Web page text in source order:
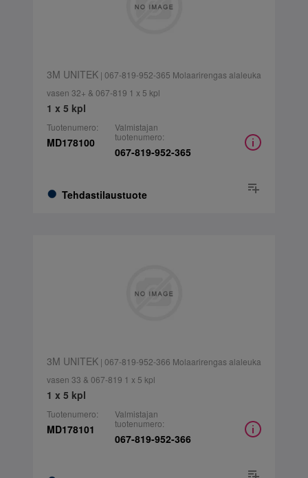
3M UNITEK| 067-819-952-365 Molaarirengas alaleuka
vasen 32+ & 067-819 1 x 5 kpl
1 x 5 kpl
Tuotenumero:
MD178100
Tehdastilaustuote
Valmistajan
tuotenumero:
067-819-952-365
3M UNITEK| 067-819-952-366 Molaarirengas alaleuka
vasen 33 & 067-819 1 x 5 kpl
1 x 5 kpl
Tuotenumero:
MD178101
Valmistajan
tuotenumero:
067-819-952-366